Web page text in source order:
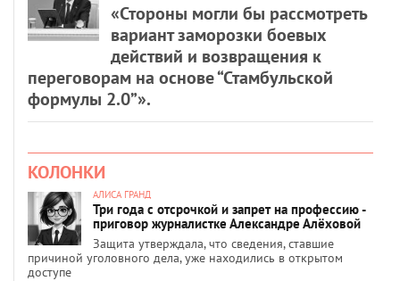
«Стороны могли бы рассмотреть
вариант заморозки боевых
действий и возвращения к
переговорам на основе “Стамбульской
формулы 2.0”».
КОЛОНКИ
АЛИСА ГРАНД
Три года с отсрочкой и запрет на профессию -
приговор журналистке Александре Алёховой
Защита утверждала, что сведения, ставшие
причиной уголовного дела, уже находились в открытом
доступе